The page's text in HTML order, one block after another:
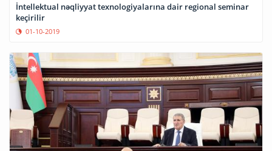
İntellektual nəqliyyat texnologiyalarına dair regional seminar
keçirilir
01-10-2019